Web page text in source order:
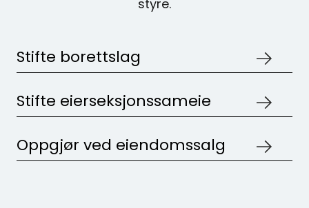
styre.
Stifte borettslag
Stifte eierseksjonssameie
Oppgjør ved eiendomssalg